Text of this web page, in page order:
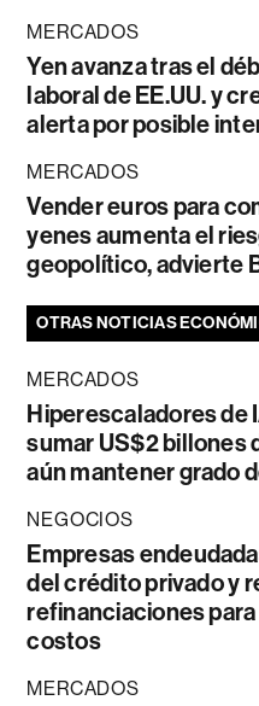
MERCADOS
Yen avanza tras el
laboral de EE.UU. y
alerta por posible
MERCADOS
Vender euros para
yenes aumenta el
geopolítico, advierte
OTRAS NOTICIAS
MERCADOS
Hiperescaladores de
sumar US$2 billones
aún mantener grado
NEGOCIOS
Empresas
del crédito privado y
refinanciaciones
costos
MERCADOS